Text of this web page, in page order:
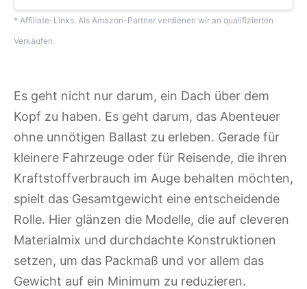
* Affiliate-Links. Als Amazon-Partner verdienen wir an qualifizierten
Verkäufen.
Es geht nicht nur darum, ein Dach über dem
Kopf zu haben. Es geht darum, das Abenteuer
ohne unnötigen Ballast zu erleben. Gerade für
kleinere Fahrzeuge oder für Reisende, die ihren
Kraftstoffverbrauch im Auge behalten möchten,
spielt das Gesamtgewicht eine entscheidende
Rolle. Hier glänzen die Modelle, die auf cleveren
Materialmix und durchdachte Konstruktionen
setzen, um das Packmaß und vor allem das
Gewicht auf ein Minimum zu reduzieren.